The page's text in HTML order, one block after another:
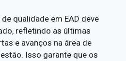
qualidade em EAD deve
refletindo as últimas
e avanços na área de
Isso garante que os